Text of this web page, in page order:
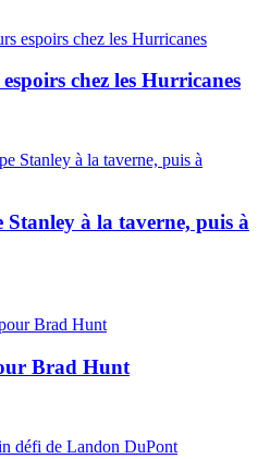
chez les Hurricanes
à la taverne, puis à
Brad Hunt